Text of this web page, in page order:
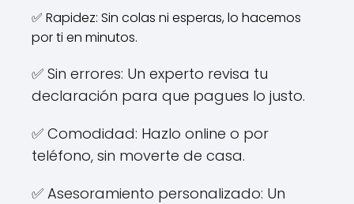
✅ Rapidez: Sin colas ni esperas, lo hacemos
por ti en minutos.
✅ Sin errores: Un experto revisa tu
declaración para que pagues lo justo.
✅ Comodidad: Hazlo online o por
teléfono, sin moverte de casa.
✅ Asesoramiento personalizado: Un